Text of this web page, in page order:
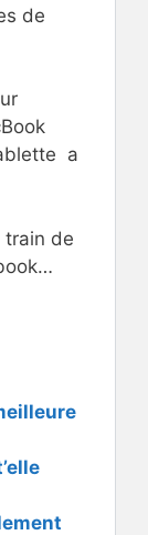
de
a
train de